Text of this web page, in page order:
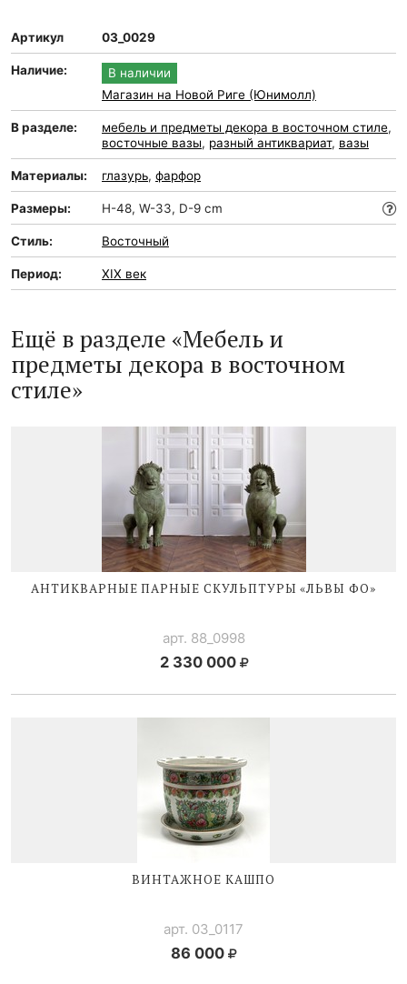
Артикул 03_0029
Наличие:
В наличии
Магазин на Новой Риге (Юнимолл)
В разделе: мебель и предметы декора в восточном стиле,
восточные вазы, разный антиквариат, вазы
Материалы: глазурь, фарфор
Размеры: H-48, W-33, D-9 cm
Стиль: Восточный
Период: XIX век
Ещё в разделе «Мебель и
предметы декора в восточном
стиле»
АНТИКВАРНЫЕ ПАРНЫЕ СКУЛЬПТУРЫ «ЛЬВЫ ФО»
арт. 88_0998
2 330 000
ВИНТАЖНОЕ КАШПО
арт. 03_0117
86 000